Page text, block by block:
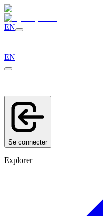
EN
EN
Se connecter
Explorer